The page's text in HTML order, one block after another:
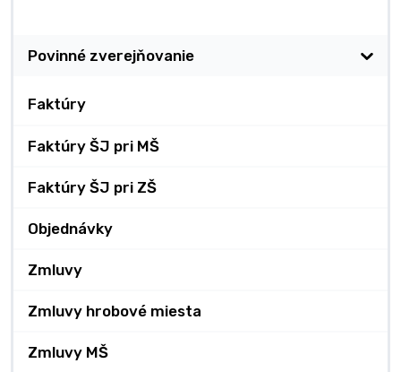
Povinné zverejňovanie
Faktúry
Faktúry ŠJ pri MŠ
Faktúry ŠJ pri ZŠ
Objednávky
Zmluvy
Zmluvy hrobové miesta
Zmluvy MŠ